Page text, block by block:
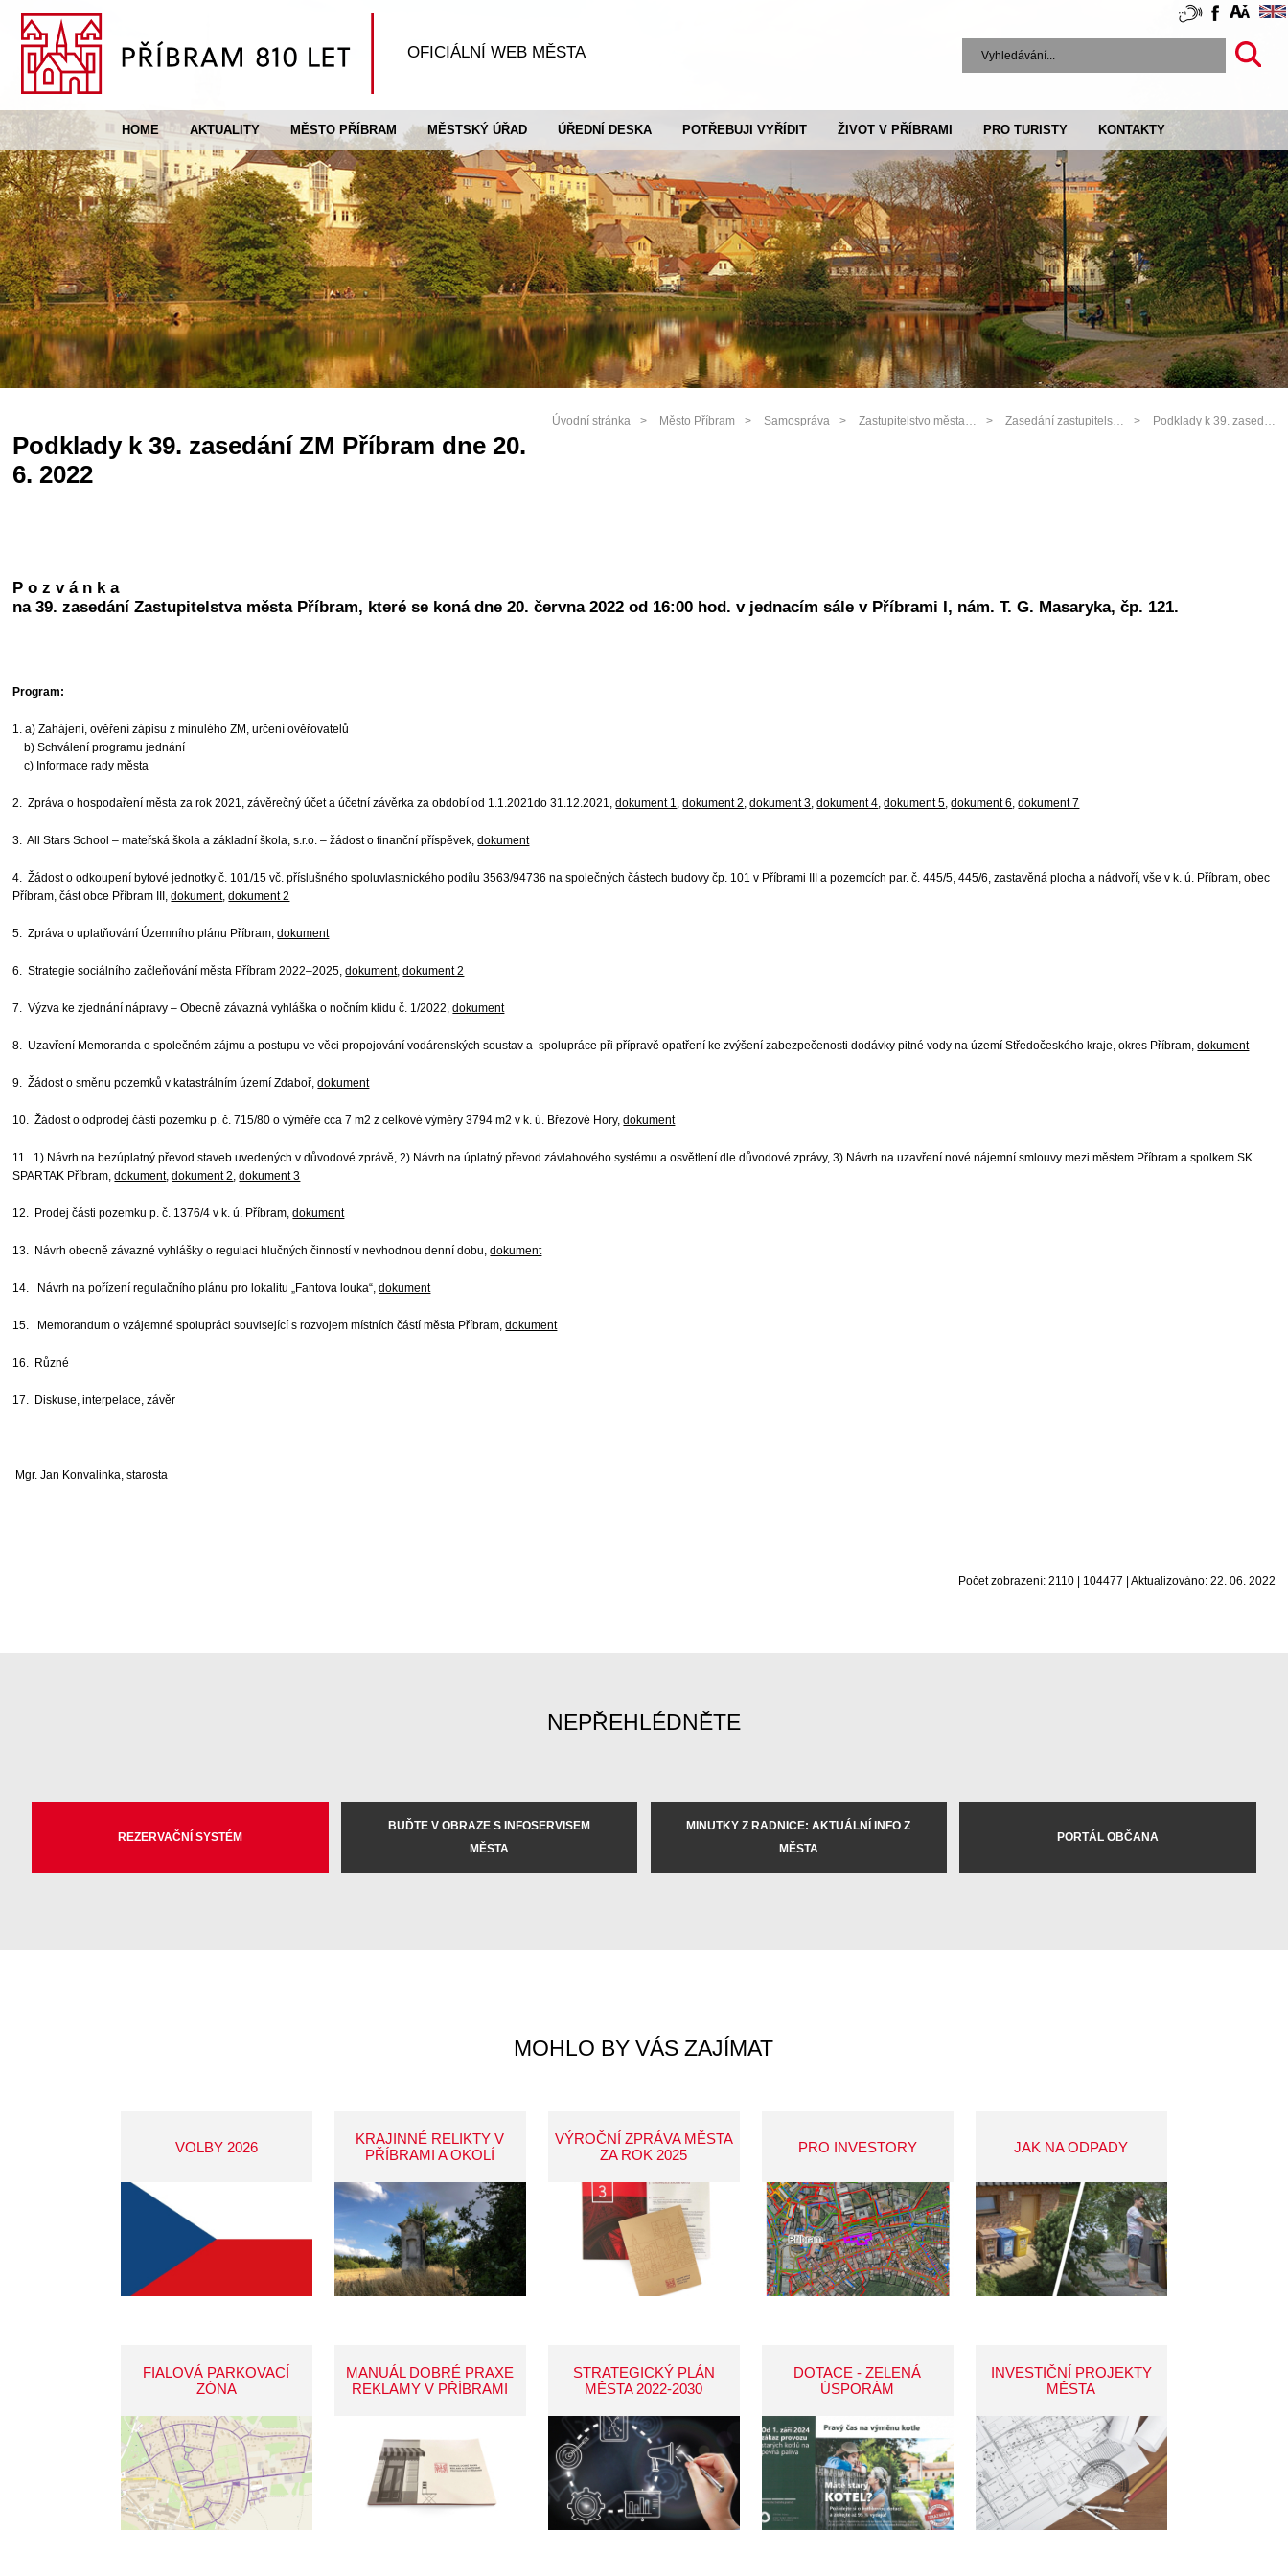
OFICIÁLNÍ WEB MĚSTA
HOME AKTUALITY MĚSTO PŘÍBRAM MĚSTSKÝ ÚŘAD ÚŘEDNÍ DESKA POTŘEBUJI VYŘÍDIT ŽIVOT V PŘÍBRAMI PRO TURISTY KONTAKTY
Úvodní stránka Město Příbram Samospráva Zastupitelstvo města… Zasedání zastupitels… Podklady k 39. zased…
Podklady k 39. zasedání ZM Příbram dne 20.
6. 2022
P o z v á n k a
na 39. zasedání Zastupitelstva města Příbram, které se koná dne 20. června 2022 od 16:00 hod. v jednacím sále v Příbrami I, nám. T. G. Masaryka, čp. 121.
Program:
1. a) Zahájení, ověření zápisu z minulého ZM, určení ověřovatelů
b) Schválení programu jednání
c) Informace rady města
2. Zpráva o hospodaření města za rok 2021, závěrečný účet a účetní závěrka za období od 1.1.2021do 31.12.2021,dokument 1,dokument 2,dokument 3,dokument 4,dokument 5,dokument 6,dokument 7
3. All Stars School – mateřská škola a základní škola, s.r.o. – žádost o finanční příspěvek,dokument
4. Žádost o odkoupení bytové jednotky č. 101/15 vč. příslušného spoluvlastnického podílu 3563/94736 na společných částech budovy čp. 101 v Příbrami III a pozemcích par. č. 445/5, 445/6, zastavěná plocha a nádvoří, vše v k. ú. Příbram, obec
Příbram, část obce Příbram III,dokument,dokument 2
5. Zpráva o uplatňování Územního plánu Příbram,dokument
6. Strategie sociálního začleňování města Příbram 2022–2025,dokument,dokument 2
7. Výzva ke zjednání nápravy – Obecně závazná vyhláška o nočním klidu č. 1/2022,dokument
8. Uzavření Memoranda o společném zájmu a postupu ve věci propojování vodárenských soustav a spolupráce při přípravě opatření ke zvýšení zabezpečenosti dodávky pitné vody na území Středočeského kraje, okres Příbram,dokument
9. Žádost o směnu pozemků v katastrálním území Zdaboř,dokument
10. Žádost o odprodej části pozemku p. č. 715/80 o výměře cca 7 m2 z celkové výměry 3794 m2 v k. ú. Březové Hory,dokument
11. 1) Návrh na bezúplatný převod staveb uvedených v důvodové zprávě, 2) Návrh na úplatný převod závlahového systému a osvětlení dle důvodové zprávy, 3) Návrh na uzavření nové nájemní smlouvy mezi městem Příbram a spolkem SK
SPARTAK Příbram,dokument,dokument 2,dokument 3
12. Prodej části pozemku p. č. 1376/4 v k. ú. Příbram,dokument
13. Návrh obecně závazné vyhlášky o regulaci hlučných činností v nevhodnou denní dobu,dokument
14. Návrh na pořízení regulačního plánu pro lokalitu „Fantova louka“,dokument
15. Memorandum o vzájemné spolupráci související s rozvojem místních částí města Příbram,dokument
16. Různé
17. Diskuse, interpelace, závěr
Mgr. Jan Konvalinka, starosta
Počet zobrazení: 2110 | 104477 | Aktualizováno: 22. 06. 2022
NEPŘEHLÉDNĚTE
REZERVAČNÍ SYSTÉM
BUĎTE V OBRAZE S INFOSERVISEM
MĚSTA
MINUTKY Z RADNICE: AKTUÁLNÍ INFO Z
MĚSTA
PORTÁL OBČANA
MOHLO BY VÁS ZAJÍMAT
VOLBY 2026
KRAJINNÉ RELIKTY V
PŘÍBRAMI A OKOLÍ
VÝROČNÍ ZPRÁVA MĚSTA
ZA ROK 2025
PRO INVESTORY JAK NA ODPADY
FIALOVÁ PARKOVACÍ
ZÓNA
MANUÁL DOBRÉ PRAXE
REKLAMY V PŘÍBRAMI
STRATEGICKÝ PLÁN
MĚSTA 2022-2030
DOTACE - ZELENÁ
ÚSPORÁM
INVESTIČNÍ PROJEKTY
MĚSTA